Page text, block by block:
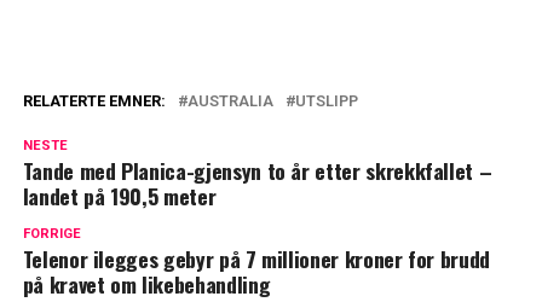
RELATERTE EMNER: AUSTRALIA UTSLIPP
NESTE
Tande med Planica-gjensyn to år etter skrekkfallet –
landet på 190,5 meter
FORRIGE
Telenor ilegges gebyr på 7 millioner kroner for brudd
på kravet om likebehandling